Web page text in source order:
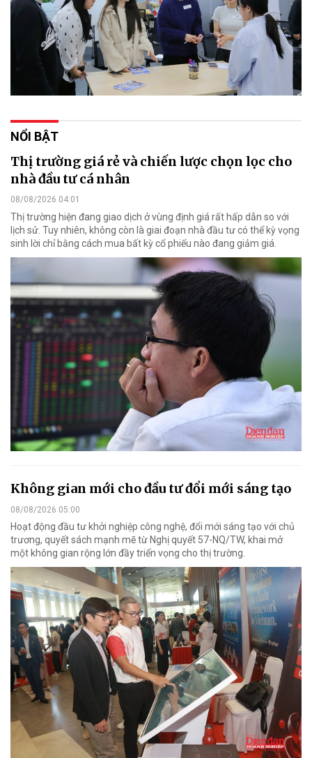
NỔI BẬT
Thị trường giá rẻ và chiến lược chọn lọc cho
nhà đầu tư cá nhân
08/08/2026 04:01
Thị trường hiện đang giao dịch ở vùng định giá rất hấp dẫn so với
lịch sử. Tuy nhiên, không còn là giai đoạn nhà đầu tư có thể kỳ vọng
sinh lời chỉ bằng cách mua bất kỳ cổ phiếu nào đang giảm giá.
Không gian mới cho đầu tư đổi mới sáng tạo
08/08/2026 05:00
Hoạt động đầu tư khởi nghiệp công nghệ, đổi mới sáng tạo với chủ
trương, quyết sách mạnh mẽ từ Nghị quyết 57-NQ/TW, khai mở
một không gian rộng lớn đầy triển vọng cho thị trường.